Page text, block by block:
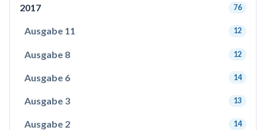
2017 76
Ausgabe 11 12
Ausgabe 8 12
Ausgabe 6 14
Ausgabe 3 13
Ausgabe 2 14